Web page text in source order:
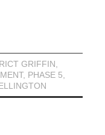
GRIFFIN
, PHASE 5